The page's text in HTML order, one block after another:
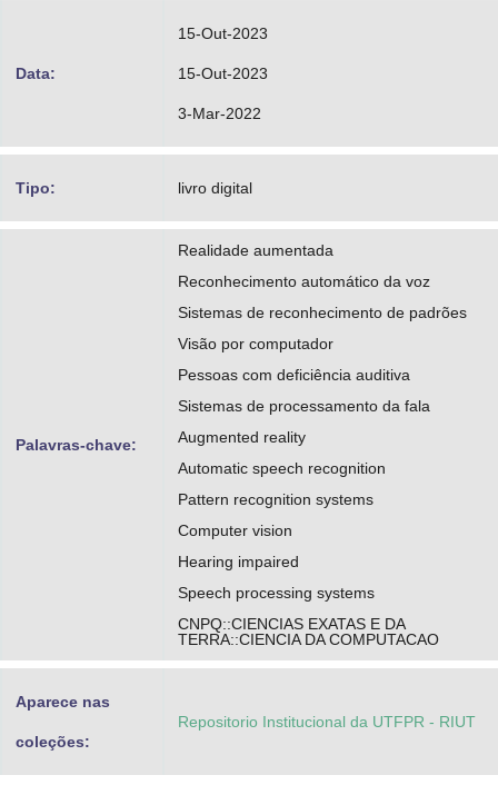
Data:
15-Out-2023
15-Out-2023
3-Mar-2022
Tipo: livro digital
Palavras-chave:
Realidade aumentada
Reconhecimento automático da voz
Sistemas de reconhecimento de padrões
Visão por computador
Pessoas com deficiência auditiva
Sistemas de processamento da fala
Augmented reality
Automatic speech recognition
Pattern recognition systems
Computer vision
Hearing impaired
Speech processing systems
CNPQ::CIENCIAS EXATAS E DA
TERRA::CIENCIA DA COMPUTACAO
Aparece nas
coleções:
Repositorio Institucional da UTFPR - RIUT